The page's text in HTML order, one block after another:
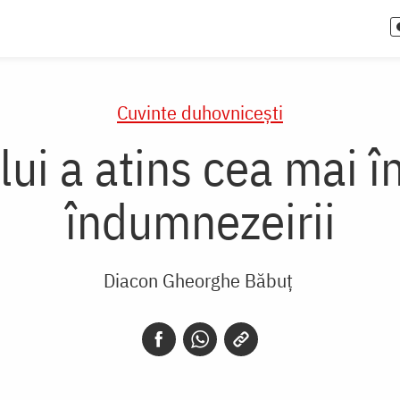
Cuvinte duhovnicești
a atins cea mai
îndumnezeirii
Diacon Gheorghe Băbuț